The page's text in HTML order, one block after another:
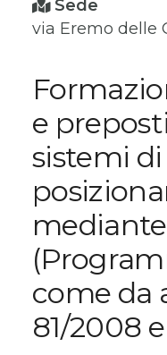
e
sistemi di
come da
81/2008
Sede
via Eremo delle